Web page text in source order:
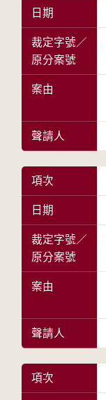
日期
裁定字號／
原分案號
案由
聲請人
項次
日期
裁定字號／
原分案號
案由
聲請人
項次